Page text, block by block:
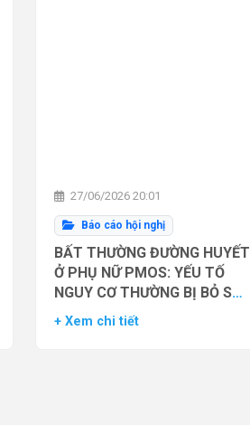
27/06/2026 20:01
Báo cáo hội nghị
BẤT THƯỜNG ĐƯỜNG HUYẾT
Ở PHỤ NỮ PMOS: YẾU TỐ
NGUY CƠ THƯỜNG BỊ BỎ SÓT
– DỮ LIỆU TỪ NGHIÊN CỨU
+ Xem chi tiết